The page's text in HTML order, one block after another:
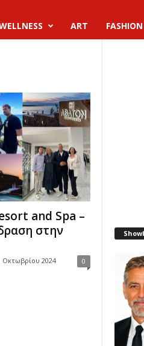
ART FASHION
and Spa –
στην
Οκτωβρίου 2024 0